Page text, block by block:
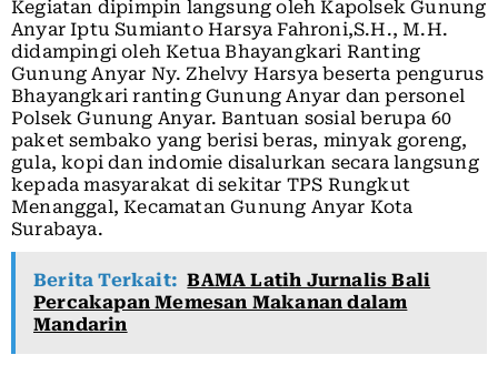
Kegiatan dipimpin langsung oleh Kapolsek Gunung
Anyar Iptu Sumianto Harsya Fahroni,S.H., M.H.
didampingi oleh Ketua Bhayangkari Ranting
Gunung Anyar Ny. Zhelvy Harsya beserta pengurus
Bhayangkari ranting Gunung Anyar dan personel
Polsek Gunung Anyar. Bantuan sosial berupa 60
paket sembako yang berisi beras, minyak goreng,
gula, kopi dan indomie disalurkan secara langsung
kepada masyarakat di sekitar TPS Rungkut
Menanggal, Kecamatan Gunung Anyar Kota
Surabaya.
Berita Terkait: BAMA Latih Jurnalis Bali
Percakapan Memesan Makanan dalam
Mandarin